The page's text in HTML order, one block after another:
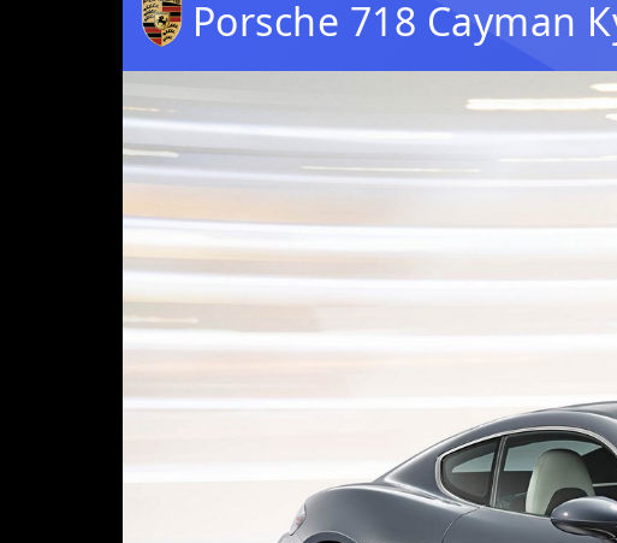
Porsche 718 Cayman